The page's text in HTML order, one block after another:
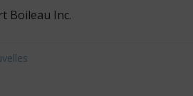
Boileau Inc.